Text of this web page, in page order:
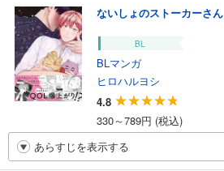
ないしょのストーカーさん
BL
BLマンガ
ヒロハルヨシ
4.8
330～789円 (税込)
あらすじを表示する